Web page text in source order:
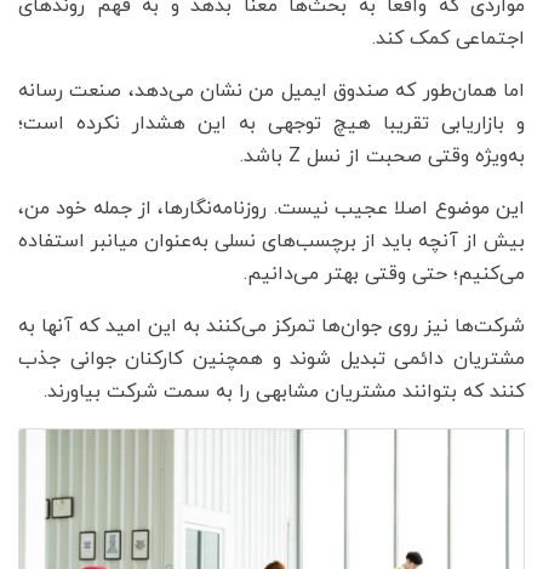
مواردی که واقعا به بحث‌ها معنا بدهد و به فهم روندهای
اجتماعی کمک کند.
اما همان‌طور که صندوق ایمیل من نشان می‌دهد، صنعت رسانه
و بازاریابی تقریبا هیچ توجهی به این هشدار نکرده است؛
به‌ویژه وقتی صحبت از نسل Z باشد.
این موضوع اصلا عجیب نیست. روزنامه‌نگارها، از جمله خود من،
بیش از آنچه باید از برچسب‌های نسلی به‌عنوان میانبر استفاده
می‌کنیم؛ حتی وقتی بهتر می‌دانیم.
شرکت‌ها نیز روی جوان‌ها تمرکز می‌کنند به این امید که آنها به
مشتریان دائمی تبدیل شوند و همچنین کارکنان جوانی جذب
کنند که بتوانند مشتریان مشابهی را به سمت شرکت بیاورند.